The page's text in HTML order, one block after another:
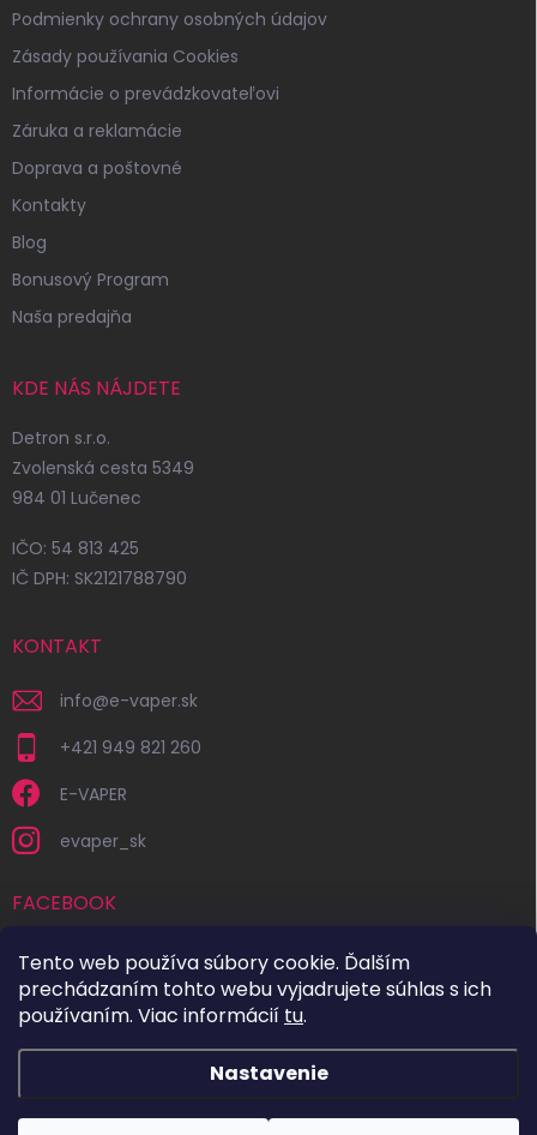
Tento web používa súbory cookie. Ďalším
prechádzaním tohto webu vyjadrujete súhlas s ich
používaním. Viac informácií tu.
Nastavenie
Podmienky ochrany osobných údajov
Zásady používania Cookies
Informácie o prevádzkovateľovi
Záruka a reklamácie
Doprava a poštovné
Kontakty
Blog
Bonusový Program
Naša predajňa
KDE NÁS NÁJDETE
Detron s.r.o.
Zvolenská cesta 5349
984 01 Lučenec
IČO: 54 813 425
IČ DPH: SK2121788790
KONTAKT
info@e-vaper.sk
+421 949 821 260
E-VAPER
evaper_sk
FACEBOOK
Copyright 2026E-VAPER.SK. Všetky práva vyhradené.Upraviť